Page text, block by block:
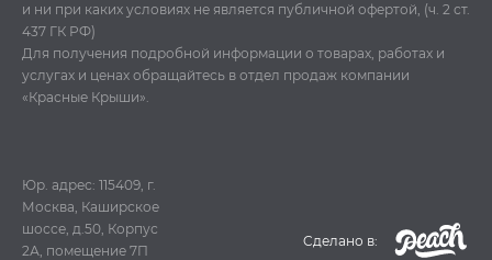
и ни при каких условиях не является публичной офертой, (ч. 2 ст.
437 ГК РФ)
Для получения подробной информации о товарах, работах и
услугах и ценах обращайтесь в отдел продаж компании
«Красные Крыши».
Юр. адрес: 115409, г.
Москва, Каширское
шоссе, д.50, Корпус
2А, помещение 7П
Cделано в: